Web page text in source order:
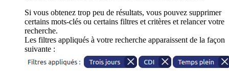
Si vous obtenez trop peu de résultats, vous pouvez supprimer
certains mots-clés ou certains filtres et critères et relancer votre
recherche.
Les filtres appliqués à votre recherche apparaissent de la façon
suivante :